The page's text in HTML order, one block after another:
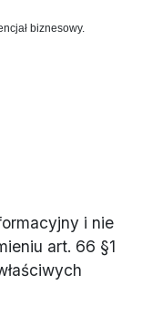
biznesowy.
i nie
art. 66 §1